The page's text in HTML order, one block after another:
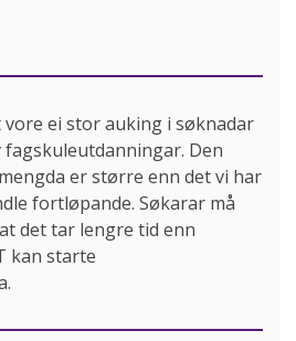
vore ei stor auking i søknadar
Den
er større enn det vi har
fortløpande. Søkarar må
det tar lengre tid enn
kan starte